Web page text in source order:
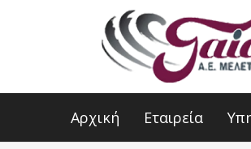
Αρχική Εταιρεία